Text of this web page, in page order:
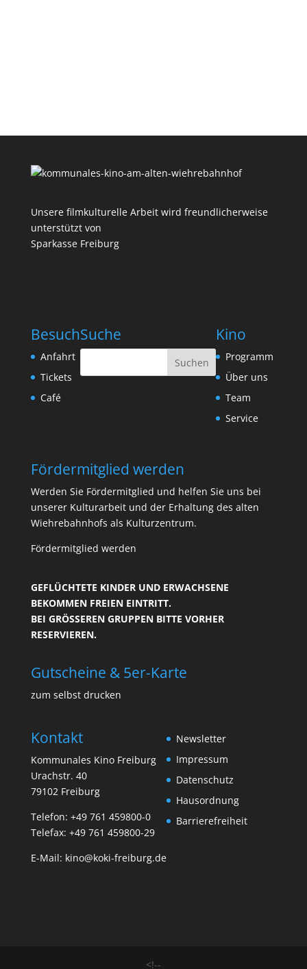
Unsere filmkulturelle Arbeit wird freundlicherweise
unterstützt von
Sparkasse Freiburg
Besuch
Anfahrt
Tickets
Café
Suche Kino
Programm
Über uns
Team
Service
Fördermitglied werden
Werden Sie Fördermitglied und helfen Sie uns bei
unserer Kulturarbeit und der Erhaltung des alten
Wiehrebahnhofs als Kulturzentrum.
Fördermitglied werden
GEFLÜCHTETE KINDER UND ERWACHSENE
BEKOMMEN FREIEN EINTRITT.
BEI GRÖSSEREN GRUPPEN BITTE VORHER R
ESERVIEREN.
Gutscheine & 5er-Karte
zum selbst drucken
Kontakt
Kommunales Kino Freiburg
Urachstr. 40
79102 Freiburg
Telefon: +49 761 459800-0
Telefax: +49 761 459800-29
E-Mail: kino@koki-freiburg.de
Newsletter
Impressum
Datenschutz
Hausordnung
Barrierefreiheit
<!--